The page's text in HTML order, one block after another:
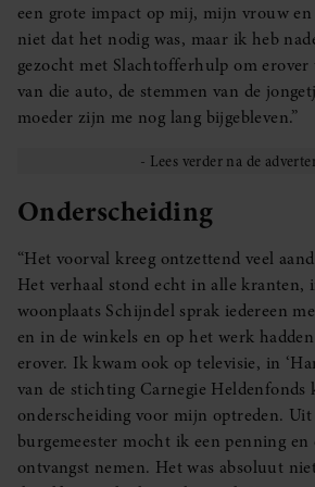
een grote impact op mij, mijn vrouw
niet dat het nodig was, maar ik heb
gezocht met Slachtofferhulp om
van die auto, de stemmen van de
moeder zijn me nog lang bijgebleven.”
Onderscheiding
“Het voorval kreeg ontzettend veel
Het verhaal stond echt in alle kranten,
woonplaats Schijndel sprak iedereen
en in de winkels en op het werk
erover. Ik kwam ook op televisie, in
van de stichting Carnegie Heldenfonds
onderscheiding voor mijn optreden. Uit
burgemeester mocht ik een penning
ontvangst nemen. Het was absoluut